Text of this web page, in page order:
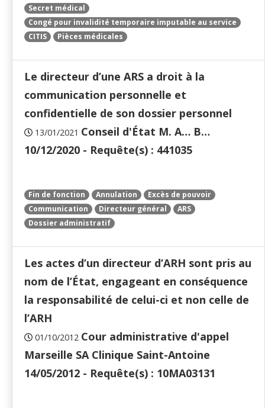
Secret médical
Congé pour invalidité temporaire imputable au service
CITIS
Pièces médicales
Le directeur d’une ARS a droit à la
communication personnelle et
confidentielle de son dossier personnel
13/01/2021 Conseil d'État M. A… B…
10/12/2020 - Requête(s) : 441035
Fin de fonction Annulation
Excès de pouvoir
Communication
Directeur général
ARS
Dossier administratif
Les actes d’un directeur d’ARH sont pris au
nom de l’État, engageant en conséquence
la responsabilité de celui-ci et non celle de
l’ARH
01/10/2012 Cour administrative d'appel
Marseille SA Clinique Saint-Antoine
14/05/2012 - Requête(s) : 10MA03131